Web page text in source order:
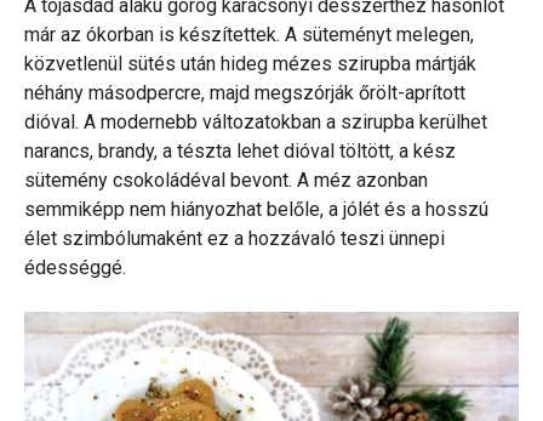
A tojásdad alakú görög karácsonyi desszerthez hasonlót
már az ókorban is készítettek. A süteményt melegen,
közvetlenül sütés után hideg mézes szirupba mártják
néhány másodpercre, majd megszórják őrölt-aprított
dióval. A modernebb változatokban a szirupba kerülhet
narancs, brandy, a tészta lehet dióval töltött, a kész
sütemény csokoládéval bevont. A méz azonban
semmiképp nem hiányozhat belőle, a jólét és a hosszú
élet szimbólumaként ez a hozzávaló teszi ünnepi
édességgé.